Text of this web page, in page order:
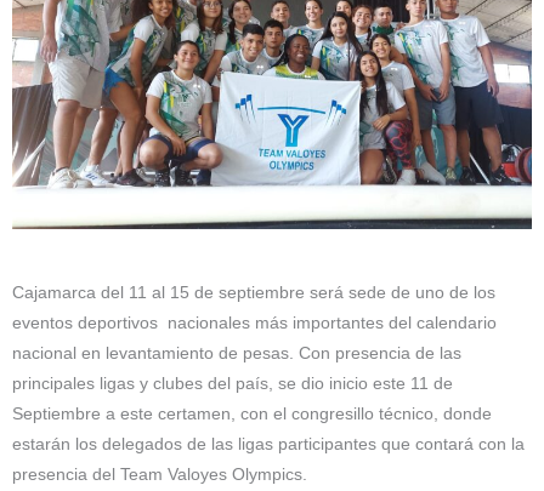
Cajamarca del 11 al 15 de septiembre será sede de uno de los
eventos deportivos nacionales más importantes del calendario
nacional en levantamiento de pesas. Con presencia de las
principales ligas y clubes del país, se dio inicio este 11 de
Septiembre a este certamen, con el congresillo técnico, donde
estarán los delegados de las ligas participantes que contará con la
presencia del Team Valoyes Olympics.